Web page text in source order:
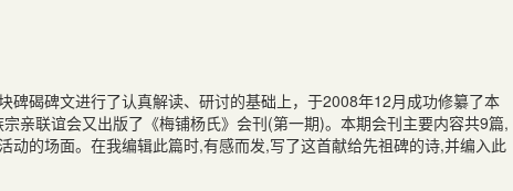
碑碣碑文进行了认真解读、研讨的基础上，于2008年12月成功修纂了本
亲联谊会又出版了《梅铺杨氏》会刊(第一期)。本期会刊主要内容共9篇,
动的场面。在我编辑此篇时,有感而发,写了这首献给先祖碑的诗,并编入此